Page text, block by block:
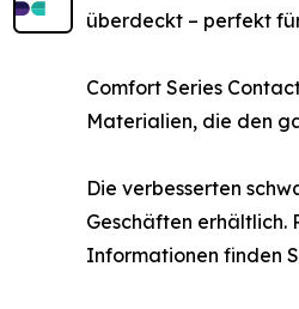
überdeckt – perfekt
Comfort Series
Materialien, die den
Die verbesserten
Geschäften erhältlich.
Informationen finden